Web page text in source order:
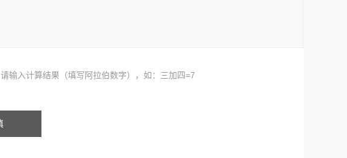
请输入计算结果（填写阿拉伯数字），如：三加四=7